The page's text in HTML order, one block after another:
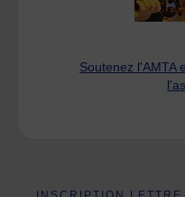
Soutenez l'AMTA